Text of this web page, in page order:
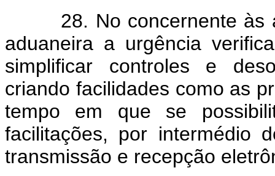
28. No concernente às
aduaneira a urgência
simplificar controles e
criando facilidades como as
tempo em que se
facilitações, por intermédio
transmissão e recepção